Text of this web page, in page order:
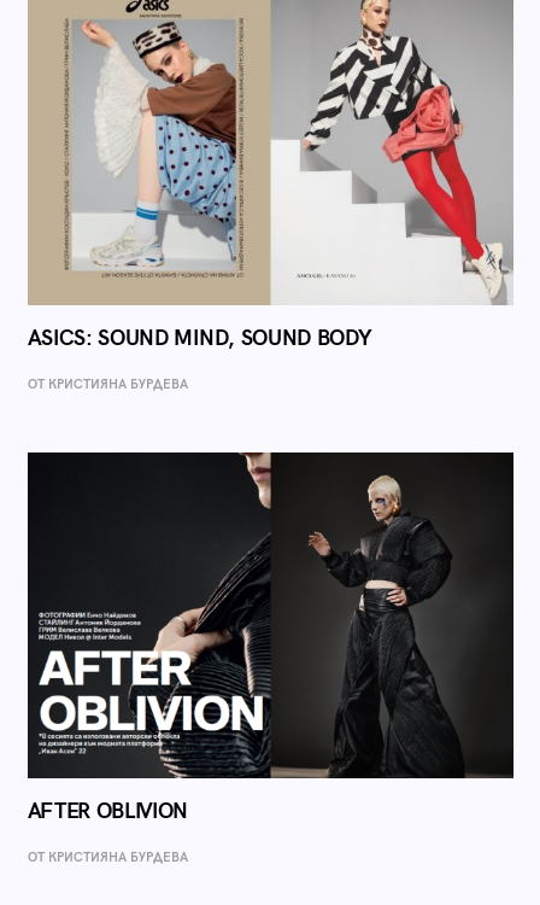
ASICS: SOUND MIND, SOUND BODY
ОТ КРИСТИЯНА БУРДЕВА
AFTER OBLIVION
ОТ КРИСТИЯНА БУРДЕВА